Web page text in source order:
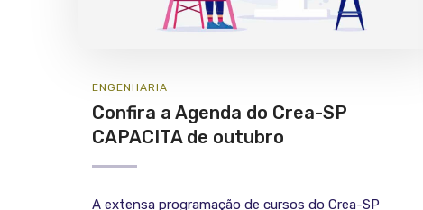
ENGENHARIA
Confira a Agenda do Crea-SP
CAPACITA de outubro
A extensa programação de cursos do Crea-SP